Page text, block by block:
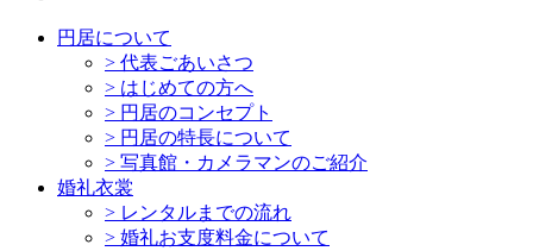
円居について
> 代表ごあいさつ
> はじめての方へ
> 円居のコンセプト
> 円居の特長について
> 写真館・カメラマンのご紹介
婚礼衣裳
> レンタルまでの流れ
> 婚礼お支度料金について